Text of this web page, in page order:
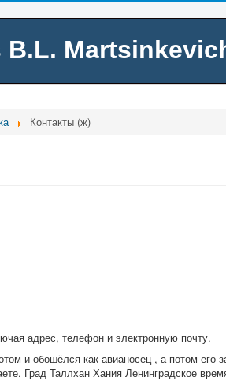
B.L.
Контакты (ж)
адрес, телефон и электронную почту.
и обошёлся как авианосец , а потом его
Град Таллхан Хания Ленинградское